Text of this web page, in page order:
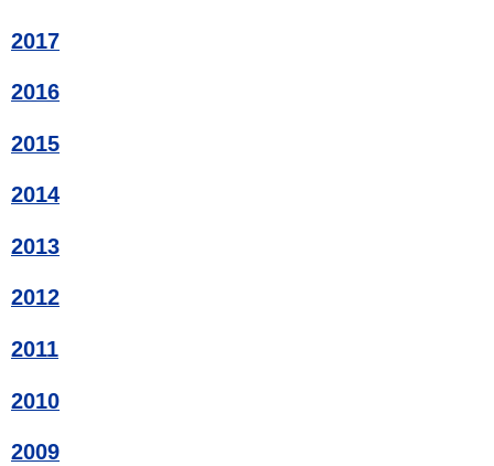
2017
2016
2015
2014
2013
2012
2011
2010
2009